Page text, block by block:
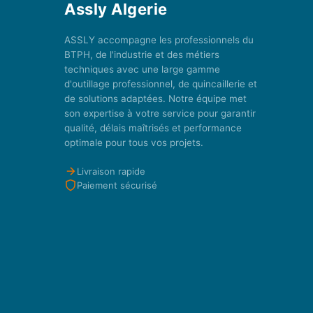
Assly Algerie
ASSLY accompagne les professionnels du
BTPH, de l'industrie et des métiers
techniques avec une large gamme
d'outillage professionnel, de quincaillerie et
de solutions adaptées. Notre équipe met
son expertise à votre service pour garantir
qualité, délais maîtrisés et performance
optimale pour tous vos projets.
Livraison rapide
Paiement sécurisé